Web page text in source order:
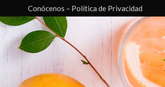
Conócenos – Política de Privacidad